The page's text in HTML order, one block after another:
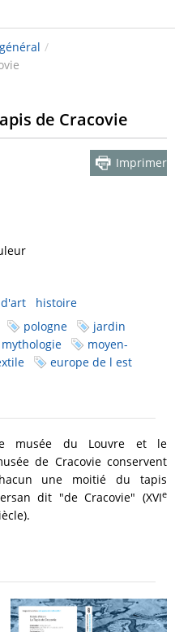
/
de Cracovie
Imprimer
histoire
pologne
jardin
mythologie
moyen-
europe de l est
musée du Louvre et le
de Cracovie conservent
une moitié du tapis
dit "de Cracovie" (XVIe